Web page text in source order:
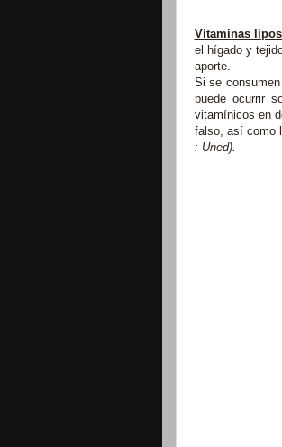
Vitaminas
el hígado y
aporte.
Si se
puede ocurrir
vitamínicos en
falso, así como
: Uned).